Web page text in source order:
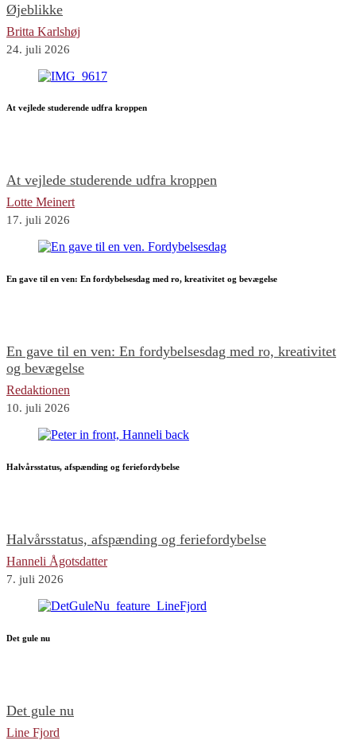
Øjeblikke
Britta Karlshøj
24. juli 2026
At vejlede studerende udfra kroppen
At vejlede studerende udfra kroppen
Lotte Meinert
17. juli 2026
En gave til en ven: En fordybelsesdag med ro, kreativitet og bevægelse
En gave til en ven: En fordybelsesdag med ro, kreativitet
og bevægelse
Redaktionen
10. juli 2026
Halvårsstatus, afspænding og feriefordybelse
Halvårsstatus, afspænding og feriefordybelse
Hanneli Ågotsdatter
7. juli 2026
Det gule nu
Det gule nu
Line Fjord